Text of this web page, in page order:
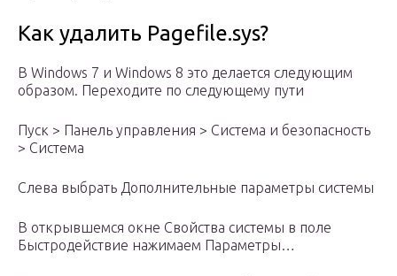
Как удалить Pagefile.sys?
В Windows 7 и Windows 8 это делается следующим
образом. Переходите по следующему пути
Пуск > Панель управления > Система и безопасность
> Система
Слева выбрать Дополнительные параметры системы
В открывшемся окне Свойства системы в поле
Быстродействие нажимаем Параметры…